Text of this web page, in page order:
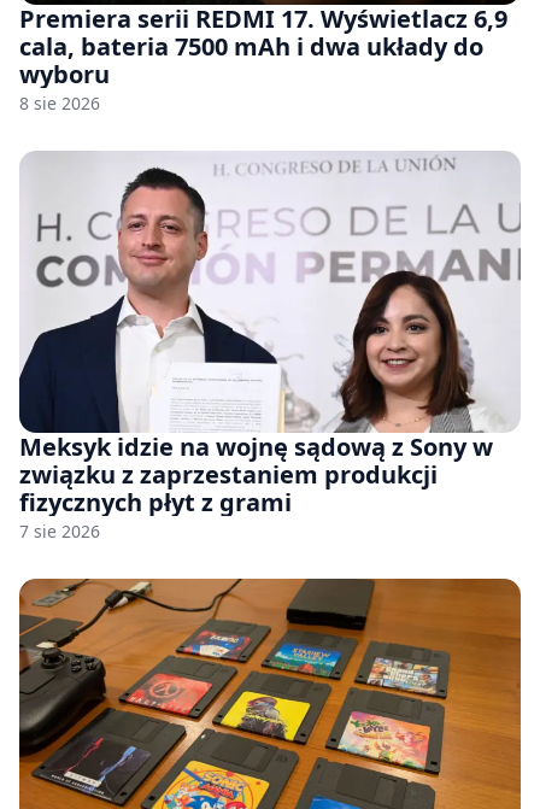
Premiera serii REDMI 17. Wyświetlacz 6,9
cala, bateria 7500 mAh i dwa układy do
wyboru
8 sie 2026
Meksyk idzie na wojnę sądową z Sony w
związku z zaprzestaniem produkcji
fizycznych płyt z grami
7 sie 2026